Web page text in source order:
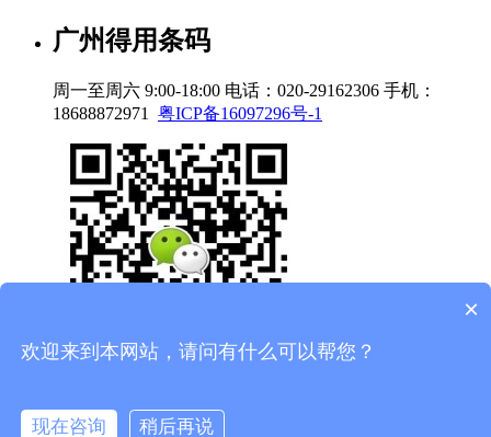
广州得用条码
周一至周六 9:00-18:00 电话：020-29162306 手机：
18688872971
粤ICP备16097296号-1
电话
短信
×
欢迎来到本网站，请问有什么可以帮您？
现在咨询 稍后再说